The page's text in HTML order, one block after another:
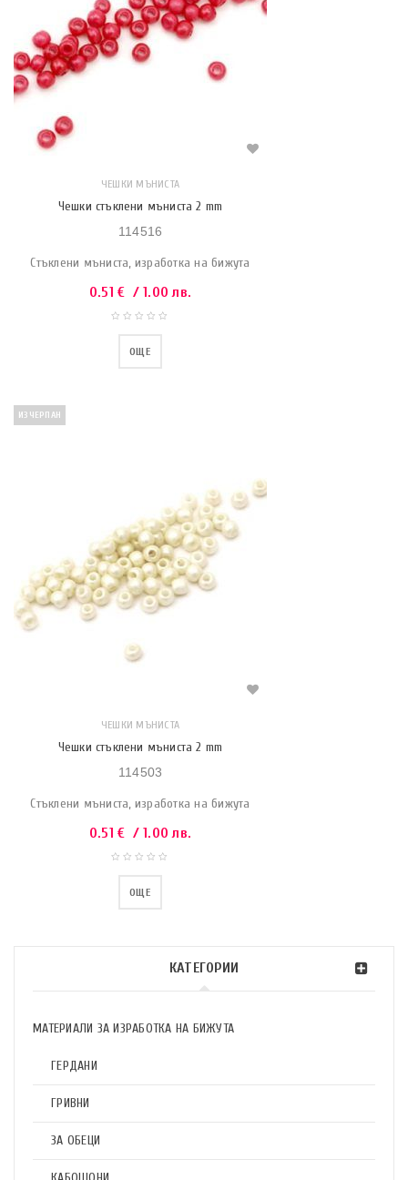
КАТЕГОРИИ
МАТЕРИАЛИ ЗА ИЗРАБОТКА НА БИЖУТА
ГЕРДАНИ
ГРИВНИ
ЗА ОБЕЦИ
ЧЕШКИ МЪНИСТА
Чешки стъклени мъниста 2 mm
114516
Стъклени мъниста, изработка на бижута
0.51€ / 1.00 лв.
ОЩЕ
ИЗЧЕРПАН
ЧЕШКИ МЪНИСТА
Чешки стъклени мъниста 2 mm
114503
Стъклени мъниста, изработка на бижута
0.51€ / 1.00 лв.
ОЩЕ